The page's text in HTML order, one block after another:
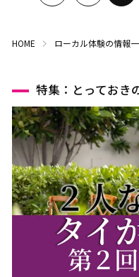
HOME ローカル体験の情報
特集：とっておき